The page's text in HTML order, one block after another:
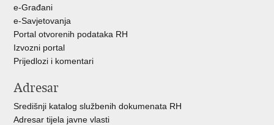
e-Građani
e-Savjetovanja
Portal otvorenih podataka RH
Izvozni portal
Prijedlozi i komentari
Adresar
Središnji katalog službenih dokumenata RH
Adresar tijela javne vlasti